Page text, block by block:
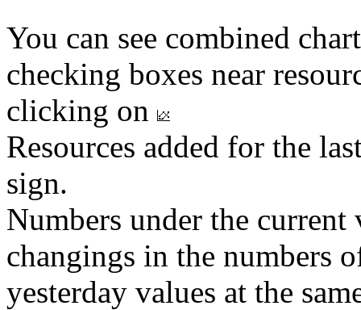
You can see combined
checking boxes near
clicking on
Resources added for the
sign.
Numbers under the
changings in the numbers
yesterday values at the